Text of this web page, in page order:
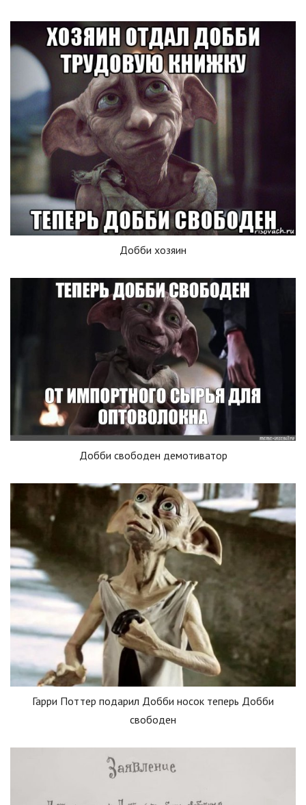
Добби хозяин
Добби свободен демотиватор
Гарри Поттер подарил Добби носок теперь Добби
свободен